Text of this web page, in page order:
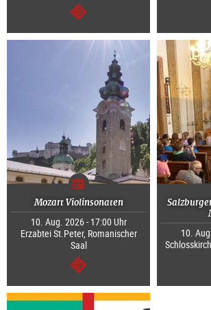
weiter
Mozart Violinsonaten
10. Aug. 2026 - 17:00 Uhr
Erzabtei St.Peter, Romanischer
Saal
weiter
10.